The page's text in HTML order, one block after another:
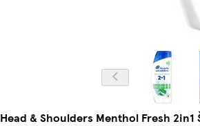
Head & Shoulders Menthol Fresh